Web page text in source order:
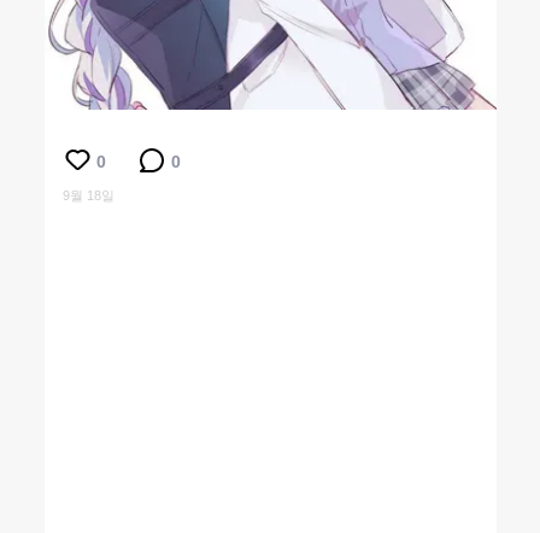
0 0
9월 18일